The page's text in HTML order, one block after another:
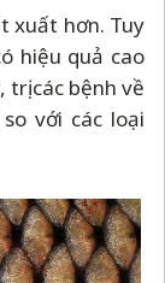
xuất hơn. Tuy
hiệu quả cao
các bệnh về
với các loại